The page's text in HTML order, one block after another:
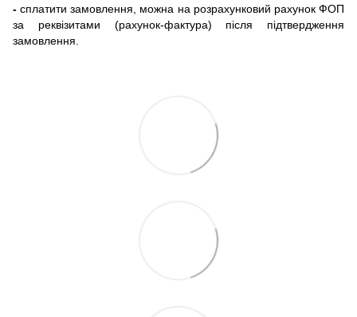
-сплатити замовлення, можна на розрахунковий рахунок ФОП
за реквізитами (рахунок-фактура) після підтвердження
замовлення.